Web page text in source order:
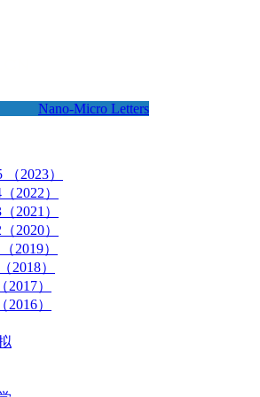
Nano-Micro Letters
2023）
2022）
2021）
2020）
2019）
2018）
2017）
2016）